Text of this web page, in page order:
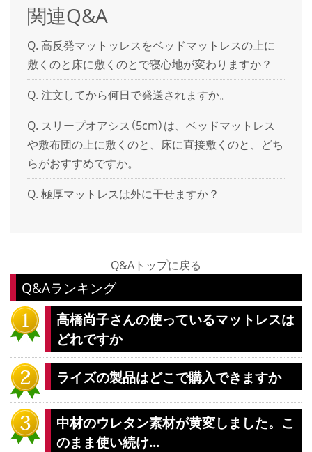
関連Q&A
高反発マットッレスをベッドマットレスの上に
敷くのと床に敷くのとで寝心地が変わりますか？
注文してから何日で発送されますか。
スリープオアシス（5cm）は、ベッドマットレス
や敷布団の上に敷くのと、床に直接敷くのと、どち
らがおすすめですか。
極厚マットレスは外に干せますか？
Q&Aトップに戻る
Q&Aランキング
高橋尚子さんの使っているマットレスは
どれですか
ライズの製品はどこで購入できますか
中材のウレタン素材が黄変しました。こ
のまま使い続け...